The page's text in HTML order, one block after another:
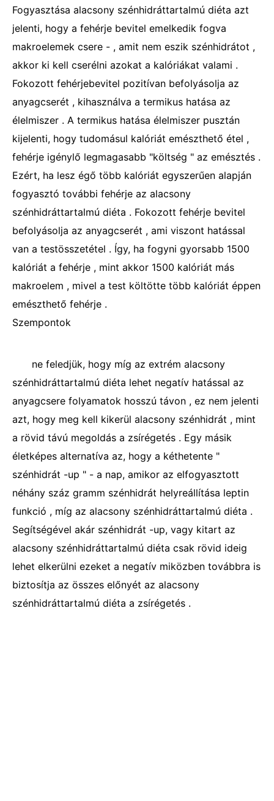
Fogyasztása alacsony szénhidráttartalmú diéta azt
jelenti, hogy a fehérje bevitel emelkedik fogva
makroelemek csere - , amit nem eszik szénhidrátot ,
akkor ki kell cserélni azokat a kalóriákat valami .
Fokozott fehérjebevitel pozitívan befolyásolja az
anyagcserét , kihasználva a termikus hatása az
élelmiszer . A termikus hatása élelmiszer pusztán
kijelenti, hogy tudomásul kalóriát emészthető étel ,
fehérje igénylő legmagasabb "költség " az emésztés .
Ezért, ha lesz égő több kalóriát egyszerűen alapján
fogyasztó további fehérje az alacsony
szénhidráttartalmú diéta . Fokozott fehérje bevitel
befolyásolja az anyagcserét , ami viszont hatással
van a testösszetétel . Így, ha fogyni gyorsabb 1500
kalóriát a fehérje , mint akkor 1500 kalóriát más
makroelem , mivel a test költötte több kalóriát éppen
emészthető fehérje .
Szempontok
ne feledjük, hogy míg az extrém alacsony
szénhidráttartalmú diéta lehet negatív hatással az
anyagcsere folyamatok hosszú távon , ez nem jelenti
azt, hogy meg kell kikerül alacsony szénhidrát , mint
a rövid távú megoldás a zsírégetés . Egy másik
életképes alternatíva az, hogy a kéthetente "
szénhidrát -up " - a nap, amikor az elfogyasztott
néhány száz gramm szénhidrát helyreállítása leptin
funkció , míg az alacsony szénhidráttartalmú diéta .
Segítségével akár szénhidrát -up, vagy kitart az
alacsony szénhidráttartalmú diéta csak rövid ideig
lehet elkerülni ezeket a negatív miközben továbbra is
biztosítja az összes előnyét az alacsony
szénhidráttartalmú diéta a zsírégetés .